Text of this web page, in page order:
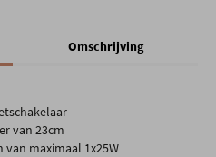
Omschrijving
van 23cm
maximaal 1x25W